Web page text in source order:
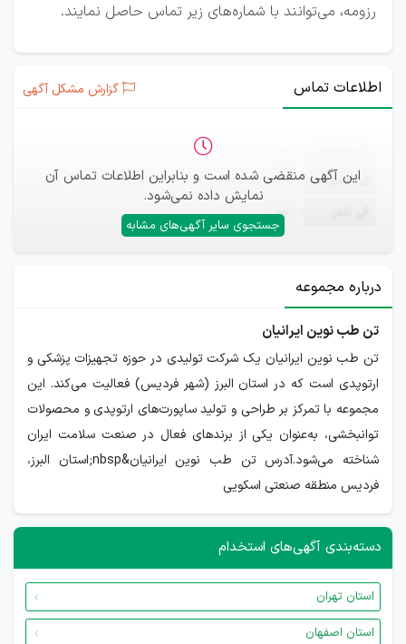
رزومه، می‌توانند با شماره‌های زیر تماس حاصل نمایند.
اطلاعات تماس گزارش مشکل آگهی
این آگهی منقضی شده است و بنابراین اطلاعات تماس آن
نمایش داده نمی‌شود.
جستجوی سایر آگهی‌های مشابه
ایمیل —
—
درباره مجموعه
تن طب نوین ایرانیان
تن طب نوین ایرانیان یک شرکت تولیدی در حوزه تجهیزات پزشکی و
ارتوپدی است که در استان البرز (شهر فردیس) فعالیت می‌کند. این
مجموعه با تمرکز بر طراحی و تولید ساپورت‌های ارتوپدی و محصولات
توانبخشی، به‌عنوان یکی از برندهای فعال در صنعت سلامت ایران
شناخته می‌شود.آدرس تن طب نوین ایرانیان&nbsp;استان البرز،
فردیس منطقه صنعتی اسکویی
دسته‌بندی آگهی‌های استخدام
استان تهران
استان اصفهان